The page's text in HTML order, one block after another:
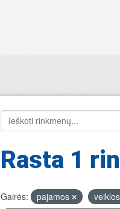
Rasta 1
Gairės: pajamos